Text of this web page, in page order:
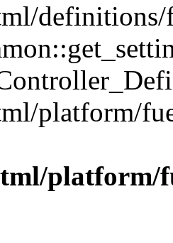
definitions/
platform/
platform/